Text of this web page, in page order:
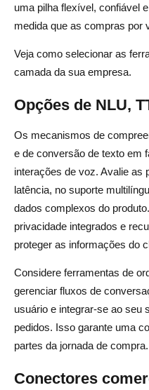
uma pilha flexível, confiável
medida que as compras por
Veja como selecionar as
camada da sua empresa.
Opções de NLU,
Os mecanismos de
e de conversão de texto em
interações de voz. Avalie as
latência, no suporte
dados complexos do
privacidade integrados e
proteger as informações do
Considere ferramentas de
gerenciar fluxos de
usuário e integrar-se ao seu
pedidos. Isso garante uma
partes da jornada de compra.
Conectores